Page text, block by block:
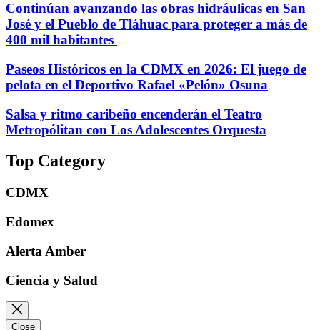
Continúan avanzando las obras hidráulicas en San
José y el Pueblo de Tláhuac para proteger a más de
400 mil habitantes
Paseos Históricos en la CDMX en 2026: El juego de
pelota en el Deportivo Rafael «Pelón» Osuna
Salsa y ritmo caribeño encenderán el Teatro
Metropólitan con Los Adolescentes Orquesta
Top Category
CDMX
Edomex
Alerta Amber
Ciencia y Salud
Close